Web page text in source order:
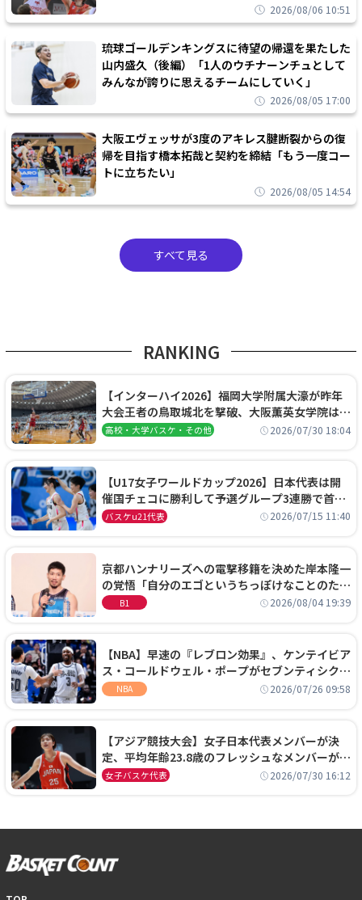
2026/08/06 10:51
琉球ゴールデンキングスに待望の帰還を果たした
山内盛久（後編）「1人のウチナーンチュとして
みんなが誇りに思えるチームにしていく」
2026/08/05 17:00
大阪エヴェッサが3度のアキレス腱断裂からの復
帰を目指す橋本拓哉と契約を締結「もう一度コー
トに立ちたい」
2026/08/05 14:54
すべて見る
RANKING
【インターハイ2026】福岡大学附属大濠が昨年
大会王者の鳥取城北を撃破、大阪薫英女学院は岐
阜女子に完勝、大会3日目試合結果
高校・大学バスケ・その他 2026/07/30 18:04
【U17女子ワールドカップ2026】日本代表は開
催国チェコに勝利して予選グループ3連勝で首位
通過！準々決勝の相手はエジプトに決定
バスケu21代表 2026/07/15 11:40
京都ハンナリーズへの電撃移籍を決めた岸本隆一
の覚悟「自分のエゴというちっぽけなことのため
に、京都に来たわけではない」
B1 2026/08/04 19:39
【NBA】早速の『レブロン効果』、ケンテイビア
ス・コールドウェル・ポープがセブンティシクサ
ーズに1年契約で加入
NBA 2026/07/26 09:58
【アジア競技大会】女子日本代表メンバーが決
定、平均年齢23.8歳のフレッシュなメンバーが日
本開催の大舞台で頂点を狙う
女子バスケ代表 2026/07/30 16:12